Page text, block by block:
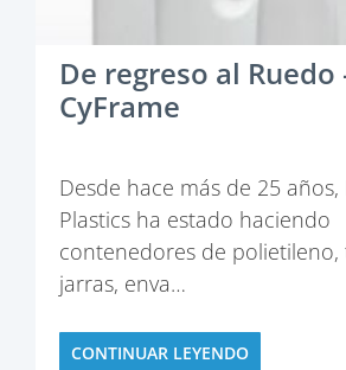
De regreso al Ruedo
CyFrame
Desde hace más de 25 años,
Plastics ha estado haciendo
contenedores de polietileno,
jarras, enva…
CONTINUAR LEYENDO